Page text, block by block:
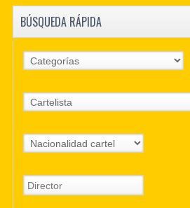
BÚSQUEDA RÁPIDA